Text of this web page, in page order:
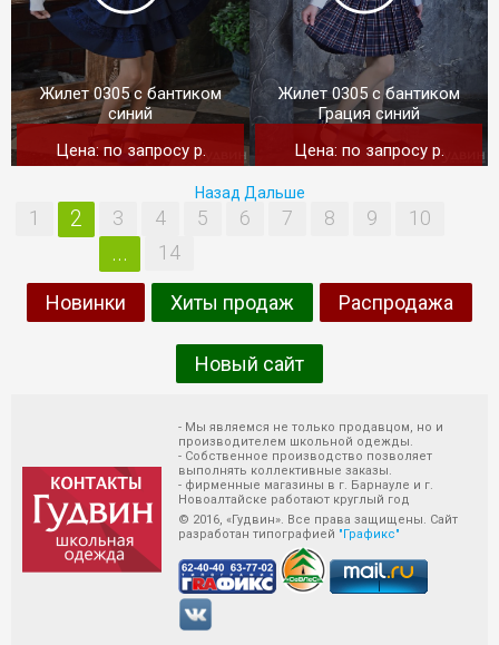
Жилет 0305 с бантиком
синий
Цена: по запросу p.
Жилет 0305 с бантиком
Грация синий
Цена: по запросу p.
Назад
1 2 3 4 5 6 7 8 9 10
... 14
Дальше
Новинки Хиты продаж Распродажа
Новый сайт
- Мы являемся не только продавцом, но и
производителем школьной одежды.
- Собственное производство позволяет
выполнять коллективные заказы.
- фирменные магазины в г. Барнауле и г.
Новоалтайске работают круглый год
© 2016, «Гудвин». Все права защищены. Сайт
разработан типографией "Графикс"